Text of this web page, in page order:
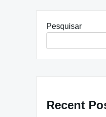
Pesquisar
Recent